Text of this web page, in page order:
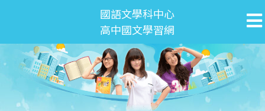
國語文學科中心
高中國文學習網